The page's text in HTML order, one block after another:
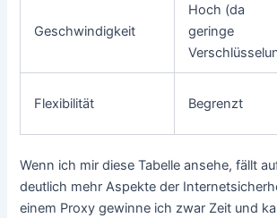
Geschwindigkeit
Hoch (da
geringe
Flexibilität Begrenzt
Wenn ich mir diese Tabelle ansehe, fällt
deutlich mehr Aspekte der
einem Proxy gewinne ich zwar Zeit und